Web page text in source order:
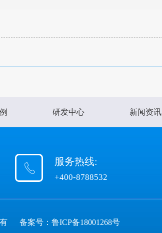
研发中心 新闻资讯
服务热线:
+400-8788532
备案号： 鲁ICP备18001268号